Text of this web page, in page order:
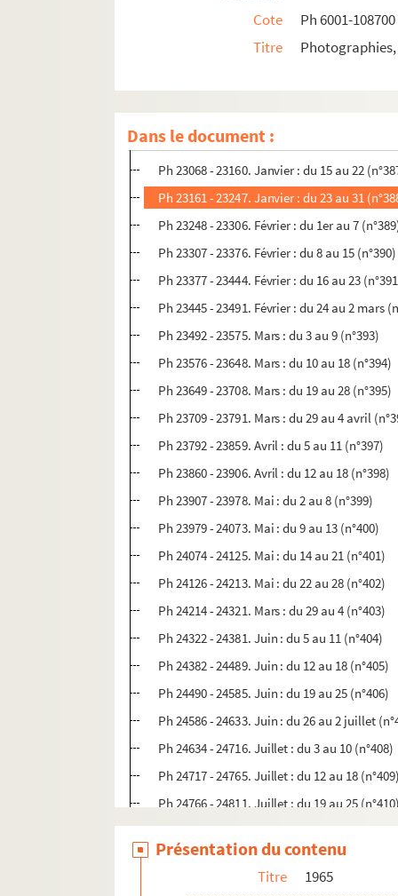
Cote
Ph 6001-108700
Titre
Dans le document :
1965
Ph 23010 - 23067. Janvier : du 9 au 14
Ph 23068 - 23160. Janvier : du 15 au 22
Ph 23161 - 23247. Janvier : du 23 au 31
Ph 23248 - 23306. Février : du 1er au 7
Ph 23307 - 23376. Février : du 8 au 15 (n°390)
Ph 23377 - 23444. Février : du 16 au 23
Ph 23445 - 23491. Février : du 24 au 2 mars
Ph 23492 - 23575. Mars : du 3 au 9 (n°393)
Ph 23576 - 23648. Mars : du 10 au 18 (n°394)
Ph 23649 - 23708. Mars : du 19 au 28 (n°395)
Ph 23709 - 23791. Mars : du 29 au 4 avril
Ph 23792 - 23859. Avril : du 5 au 11 (n°397)
Ph 23860 - 23906. Avril : du 12 au 18 (n°398)
Ph 23907 - 23978. Mai : du 2 au 8 (n°399)
Ph 23979 - 24073. Mai : du 9 au 13 (n°400)
Ph 24074 - 24125. Mai : du 14 au 21 (n°401)
Ph 24126 - 24213. Mai : du 22 au 28 (n°402)
Ph 24214 - 24321. Mars : du 29 au 4 (n°403)
Ph 24322 - 24381. Juin : du 5 au 11 (n°404)
Ph 24382 - 24489. Juin : du 12 au 18 (n°405)
Ph 24490 - 24585. Juin : du 19 au 25 (n°406)
Ph 24586 - 24633. Juin : du 26 au 2 juillet
Ph 24634 - 24716. Juillet : du 3 au 10 (n°408)
Ph 24717 - 24765. Juillet : du 12 au 18
Ph 24766 - 24811. Juillet : du 19 au 25
Ph 24812 - 24834. Juillet : du 26 au 28
Ph 24835 - 24894. Septembre : du 4 au 10
Ph 24895 - 24987. Septembre : du 11 au 18
Présentation du contenu
Titre 1965